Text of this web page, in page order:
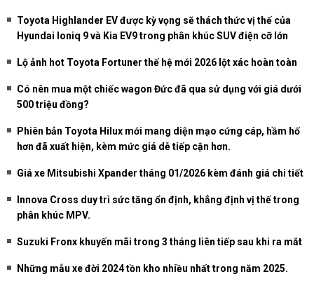
Toyota Highlander EV được kỳ vọng sẽ thách thức vị thế của
Hyundai Ioniq 9 và Kia EV9 trong phân khúc SUV điện cỡ lớn
Lộ ảnh hot Toyota Fortuner thế hệ mới 2026 lột xác hoàn toàn
Có nên mua một chiếc wagon Đức đã qua sử dụng với giá dưới
500 triệu đồng?
Phiên bản Toyota Hilux mới mang diện mạo cứng cáp, hầm hố
hơn đã xuất hiện, kèm mức giá dễ tiếp cận hơn.
Giá xe Mitsubishi Xpander tháng 01/2026 kèm đánh giá chi tiết
Innova Cross duy trì sức tăng ổn định, khẳng định vị thế trong
phân khúc MPV.
Suzuki Fronx khuyến mãi trong 3 tháng liên tiếp sau khi ra mắt
Những mẫu xe đời 2024 tồn kho nhiều nhất trong năm 2025.